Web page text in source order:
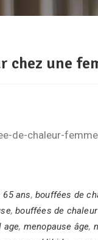
chez une
de-chaleur-
ans,bouffées de
,bouffées de
age, menopause âge,